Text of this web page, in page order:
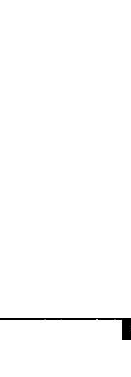
quinto dia de pontificado